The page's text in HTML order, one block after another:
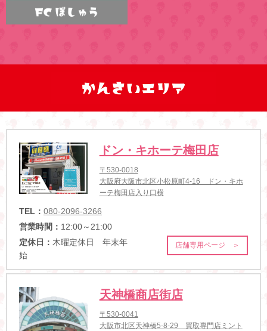
ドン・キホーテ梅田店
〒530-0018
大阪府大阪市北区小松原町4-16 ドン・キホ
ーテ梅田店入り口横
TEL： 080-2096-3266
営業時間： 12:00～21:00
定休日： 木曜定休日 年末年
始
店舗専用ページ ＞
天神橋商店街店
〒530-0041
大阪市北区天神橋5-8-29 買取専門店ミント